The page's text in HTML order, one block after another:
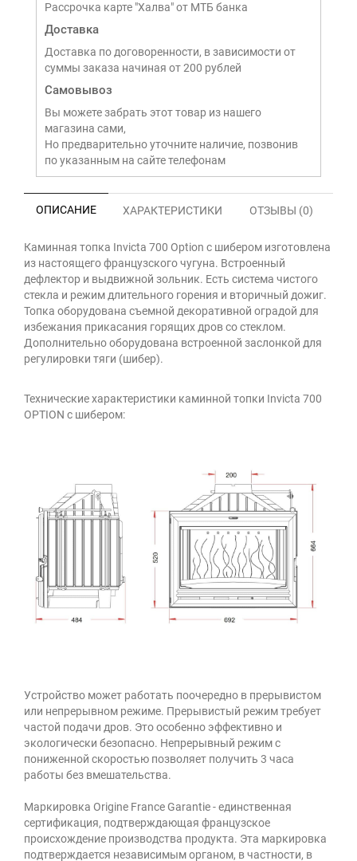
Рассрочка карте "Халва" от МТБ банка
Доставка
Доставка по договоренности, в зависимости от
суммы заказа начиная от 200 рублей
Самовывоз
Вы можете забрать этот товар из нашего
магазина сами,
Но предварительно уточните наличие, позвонив
по указанным на сайте телефонам
ОПИСАНИЕ ХАРАКТЕРИСТИКИ ОТЗЫВЫ (0)
Каминная топка Invicta 700 Option с шибером изготовлена
из настоящего французского чугуна. Встроенный
дефлектор и выдвижной зольник. Есть система чистого
стекла и режим длительного горения и вторичный дожиг.
Топка оборудована съемной декоративной оградой для
избежания прикасания горящих дров со стеклом.
Дополнительно оборудована встроенной заслонкой для
регулировки тяги (шибер).
Технические характеристики каминной топки Invicta 700
OPTION с шибером:
Устройство может работать поочередно в прерывистом
или непрерывном режиме. Прерывистый режим требует
частой подачи дров. Это особенно эффективно и
экологически безопасно. Непрерывный режим с
пониженной скоростью позволяет получить 3 часа
работы без вмешательства.
Маркировка Origine France Garantie - единственная
сертификация, подтверждающая французское
происхождение производства продукта. Эта маркировка
подтверждается независимым органом, в частности, в